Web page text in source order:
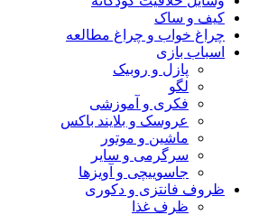
کیف و ساک
چراغ خواب و چراغ مطالعه
اسباب بازی
پازل و روبیک
لگو
فکری و آموزشی
عروسک و بلایند باکس
ماشین و موتور
سرگرمی و سایر
جاسوییچی و آویزها
ظروف فانتزی و دکوری
ظرف غذا